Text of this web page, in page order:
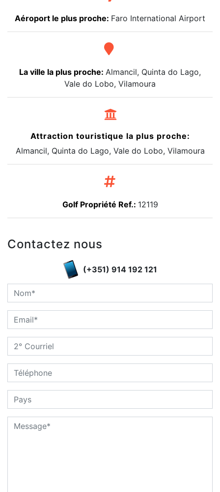
Aéroport le plus proche: Faro International Airport
La ville la plus proche: Almancil, Quinta do Lago,
Vale do Lobo, Vilamoura
Attraction touristique la plus proche:
Almancil, Quinta do Lago, Vale do Lobo, Vilamoura
Golf Propriété Ref.: 12119
Contactez nous
(+351) 914 192 121